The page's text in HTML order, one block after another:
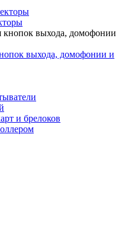
выхода, домофонии и
и брелоков